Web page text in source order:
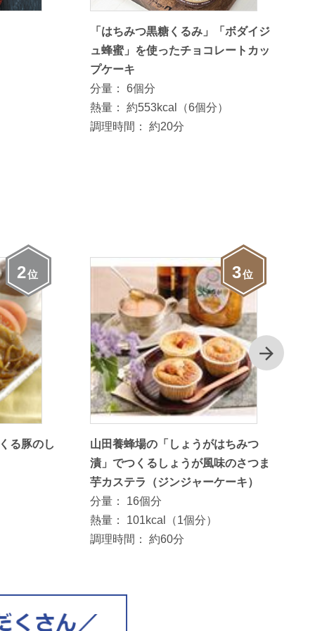
「はちみつ黒糖くるみ」「ボダイジ
ュ蜂蜜」を使ったチョコレートカッ
プケーキ
分量：
6個分
熱量：
約553kcal（6個分）
調理時間：
約20分
2位
る豚のし
3位
山田養蜂場の「しょうがはちみつ
漬」でつくるしょうが風味のさつま
芋カステラ（ジンジャーケーキ）
分量：
16個分
熱量：
101kcal（1個分）
調理時間：
約60分
次